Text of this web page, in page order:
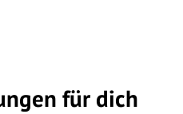
für dich